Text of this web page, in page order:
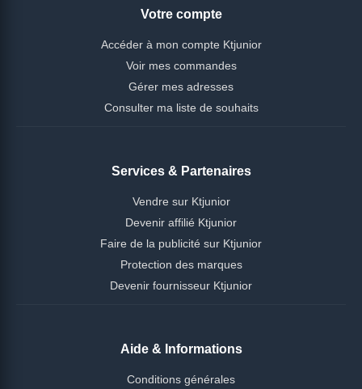
Votre compte
Accéder à mon compte Ktjunior
Voir mes commandes
Gérer mes adresses
Consulter ma liste de souhaits
Services & Partenaires
Vendre sur Ktjunior
Devenir affilié Ktjunior
Faire de la publicité sur Ktjunior
Protection des marques
Devenir fournisseur Ktjunior
Aide & Informations
Conditions générales